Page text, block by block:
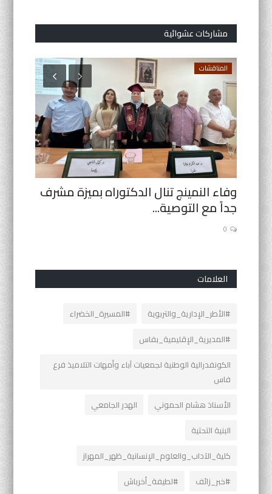
مشاركات عشوائية
المناقشات
وفاء النمينج تنال الدكتوراه بميزة مشرف
جداً مع التوصية...
0
العلامات
#الأطر_الإدارية_والتربوية
#المسيرة_الخضراء
#المديرية_الإقليمية_بفاس
الكونفدرالية الوطنية لجمعيات آباء وأمهات التلاميذ فرع
فاس
الأسناذ هشام الحموني
الهدر الجامعي
البنية التحتية
كلية_الآداب_والعلوم_الإنسانية_ظهر_المهراز
#خبر_زائف
#لطيفة_أخرباش